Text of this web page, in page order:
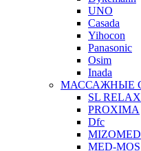
UNO
Casada
Yihocon
Panasonic
Osim
Inada
МАССАЖНЫЕ
SL RELAX
PROXIMA
Dfc
MIZOMED
MED-MOS